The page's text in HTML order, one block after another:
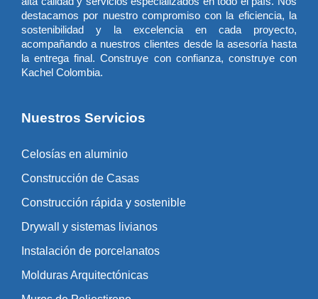
destacamos por nuestro compromiso con la eficiencia, la
sostenibilidad y la excelencia en cada proyecto,
acompañando a nuestros clientes desde la asesoría hasta
la entrega final. Construye con confianza, construye con
Kachel Colombia.
Nuestros Servicios
Celosías en aluminio
Construcción de Casas
Construcción rápida y sostenible
Drywall y sistemas livianos
Instalación de porcelanatos
Molduras Arquitectónicas